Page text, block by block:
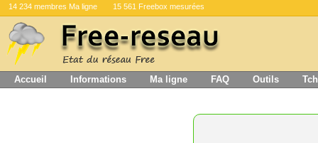
14 234 membres Ma ligne 15 561 Freebox mesurées
Accueil Informations Ma ligne FAQ Outils